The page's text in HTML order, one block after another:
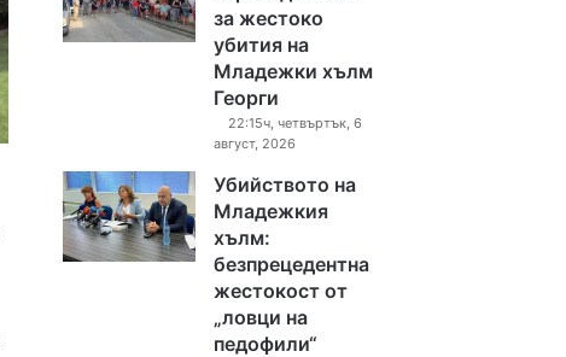
за жестоко
убития на
Младежки хълм
Георги
22:15ч, четвъртък, 6
август, 2026
Убийството на
Младежкия
хълм:
безпрецедентна
жестокост от
„ловци на
педофили“